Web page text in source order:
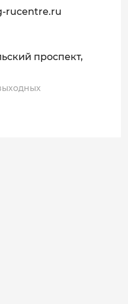
rucentre.ru
проспект,